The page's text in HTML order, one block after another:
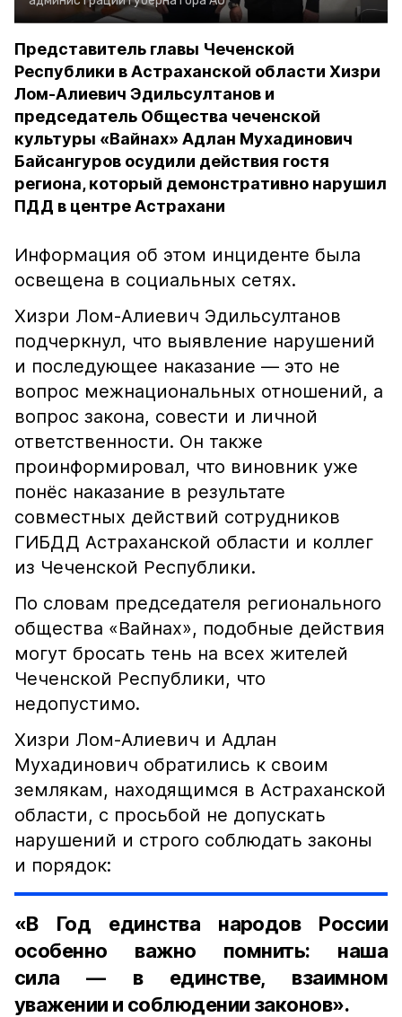
Представитель главы Чеченской
Республики в Астраханской области Хизри
Лом-Алиевич Эдильсултанов и
председатель Общества чеченской
культуры «Вайнах» Адлан Мухадинович
Байсангуров осудили действия гостя
региона, который демонстративно нарушил
ПДД в центре Астрахани
Информация об этом инциденте была
освещена в социальных сетях.
Хизри Лом-Алиевич Эдильсултанов
подчеркнул, что выявление нарушений
и последующее наказание — это не
вопрос межнациональных отношений, а
вопрос закона, совести и личной
ответственности. Он также
проинформировал, что виновник уже
понёс наказание в результате
совместных действий сотрудников
ГИБДД Астраханской области и коллег
из Чеченской Республики.
По словам председателя регионального
общества «Вайнах», подобные действия
могут бросать тень на всех жителей
Чеченской Республики, что
недопустимо.
Хизри Лом-Алиевич и Адлан
Мухадинович обратились к своим
землякам, находящимся в Астраханской
области, с просьбой не допускать
нарушений и строго соблюдать законы
и порядок:
«В Год единства народов России
особенно важно помнить: наша
сила — в единстве, взаимном
уважении и соблюдении законов».